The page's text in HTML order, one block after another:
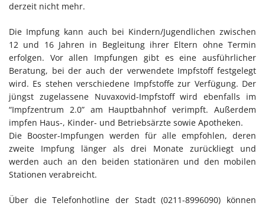
derzeit nicht mehr.
Die Impfung kann auch bei Kindern/Jugendlichen zwischen
12 und 16 Jahren in Begleitung ihrer Eltern ohne Termin
erfolgen. Vor allen Impfungen gibt es eine ausführlicher
Beratung, bei der auch der verwendete Impfstoff festgelegt
wird. Es stehen verschiedene Impfstoffe zur Verfügung. Der
jüngst zugelassene Nuvaxovid-Impfstoff wird ebenfalls im
“Impfzentrum 2.0” am Hauptbahnhof verimpft. Außerdem
impfen Haus-, Kinder- und Betriebsärzte sowie Apotheken.
Die Booster-Impfungen werden für alle empfohlen, deren
zweite Impfung länger als drei Monate zurückliegt und
werden auch an den beiden stationären und den mobilen
Stationen verabreicht.
Über die Telefonhotline der Stadt (0211-8996090) können